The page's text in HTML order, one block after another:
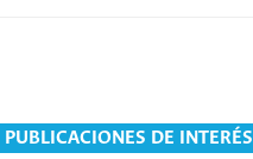
PUBLICACIONES DE INTERÉS